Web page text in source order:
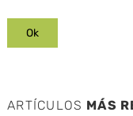
ARTÍCULOS MÁS